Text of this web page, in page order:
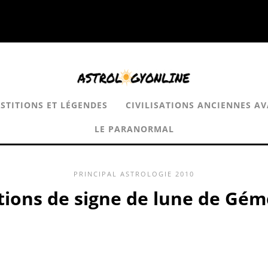
ET LÉGENDES CIVILISATIONS ANCIENNES
LE PARANORMAL
PRINCIPAL ASTROLOGIE 2010
de signe de lune de